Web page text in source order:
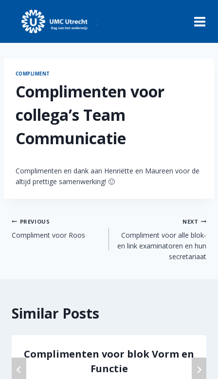
content
COMPLIMENT
Complimenten voor
collega’s Team
Communicatie
Complimenten en dank aan Henriëtte en Maureen voor de
altijd prettige samenwerking! 🙂
Berichtnavigatie
PREVIOUS
Compliment voor Roos
NEXT
Compliment voor alle blok-
en link examinatoren en hun
secretariaat
Similar Posts
Complimenten voor blok Vorm en
Functie